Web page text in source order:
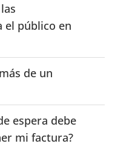
el público en
de un
espera debe
mi factura?